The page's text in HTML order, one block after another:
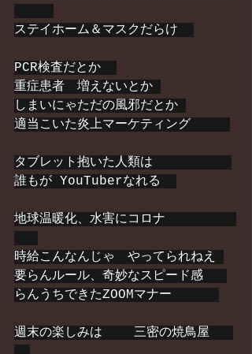
ステイホーム＆マスクだらけ
PCR検査だとか
重症患者　増えないとか
しまいにゃただの風邪だとか
適当こいた炎上マーケティング
タブレット抱いた人類は
誰もが YouTuberなれる
地球温暖化、水害にコロナ
時給こんなんじゃ　やってられねえ
要らんルール、奇妙なスピード感
らんうちできたZOOMマナー
週末の楽しみは    三密の焼鳥屋